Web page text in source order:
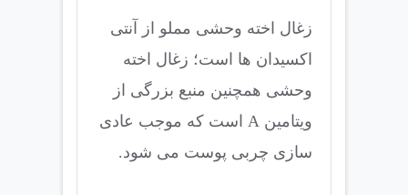
زغال اخته وحشی مملو از آنتی
اکسیدان ها است؛ زغال اخته
وحشی همچنین منبع بزرگی از
ویتامین A است که موجب عادی
سازی چربی پوست می شود.